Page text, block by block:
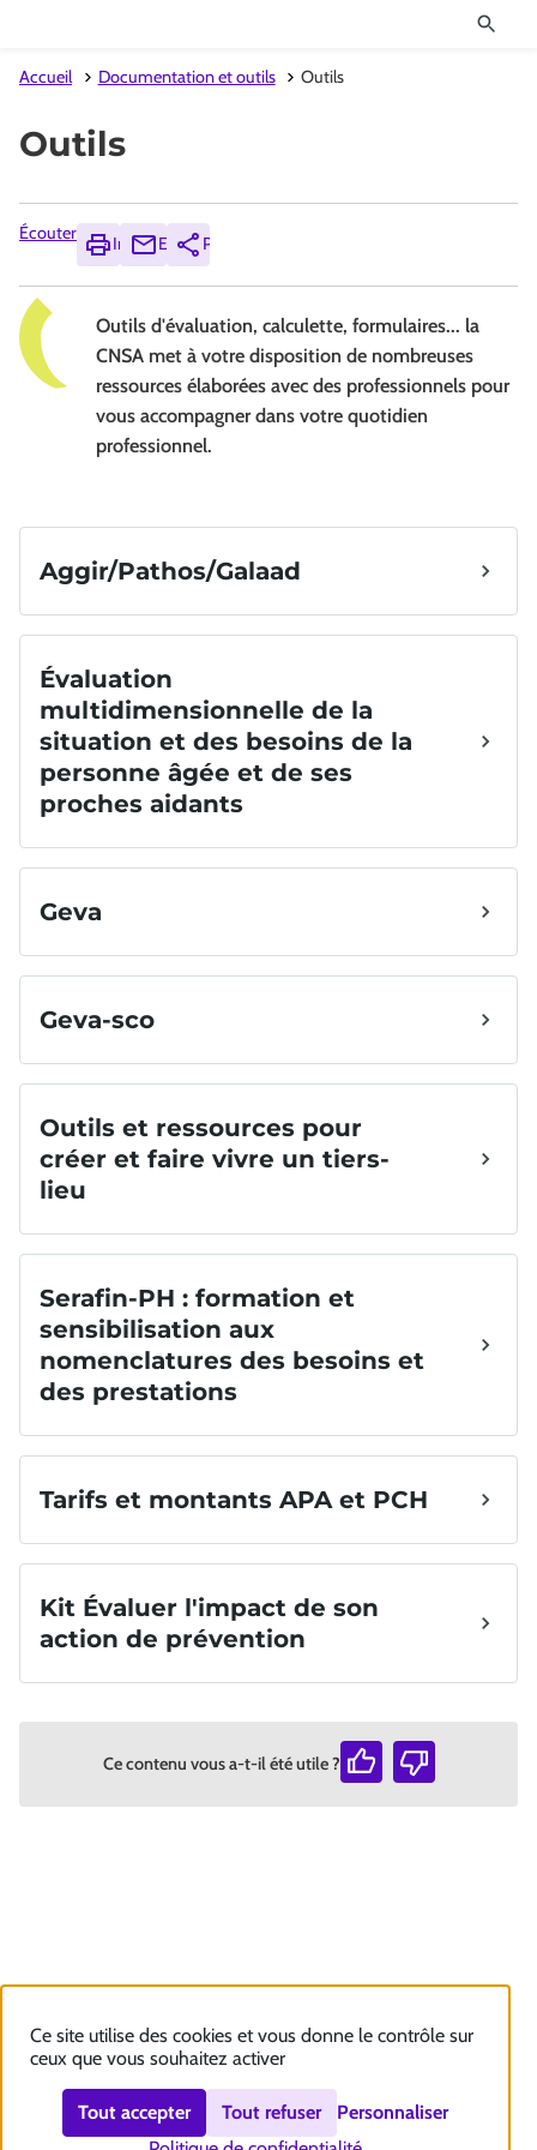
Accueil Documentation et outils Outils
Outils
Écouter
ImprimerEnvoyerPartager
Outils d'évaluation, calculette, formulaires... la
CNSA met à votre disposition de nombreuses
ressources élaborées avec des professionnels pour
vous accompagner dans votre quotidien
professionnel.
Ce contenu vous a-t-il été utile ?
Ce site utilise des cookies et vous donne le contrôle sur
ceux que vous souhaitez activer
Tout accepter Tout refuser
Personnaliser